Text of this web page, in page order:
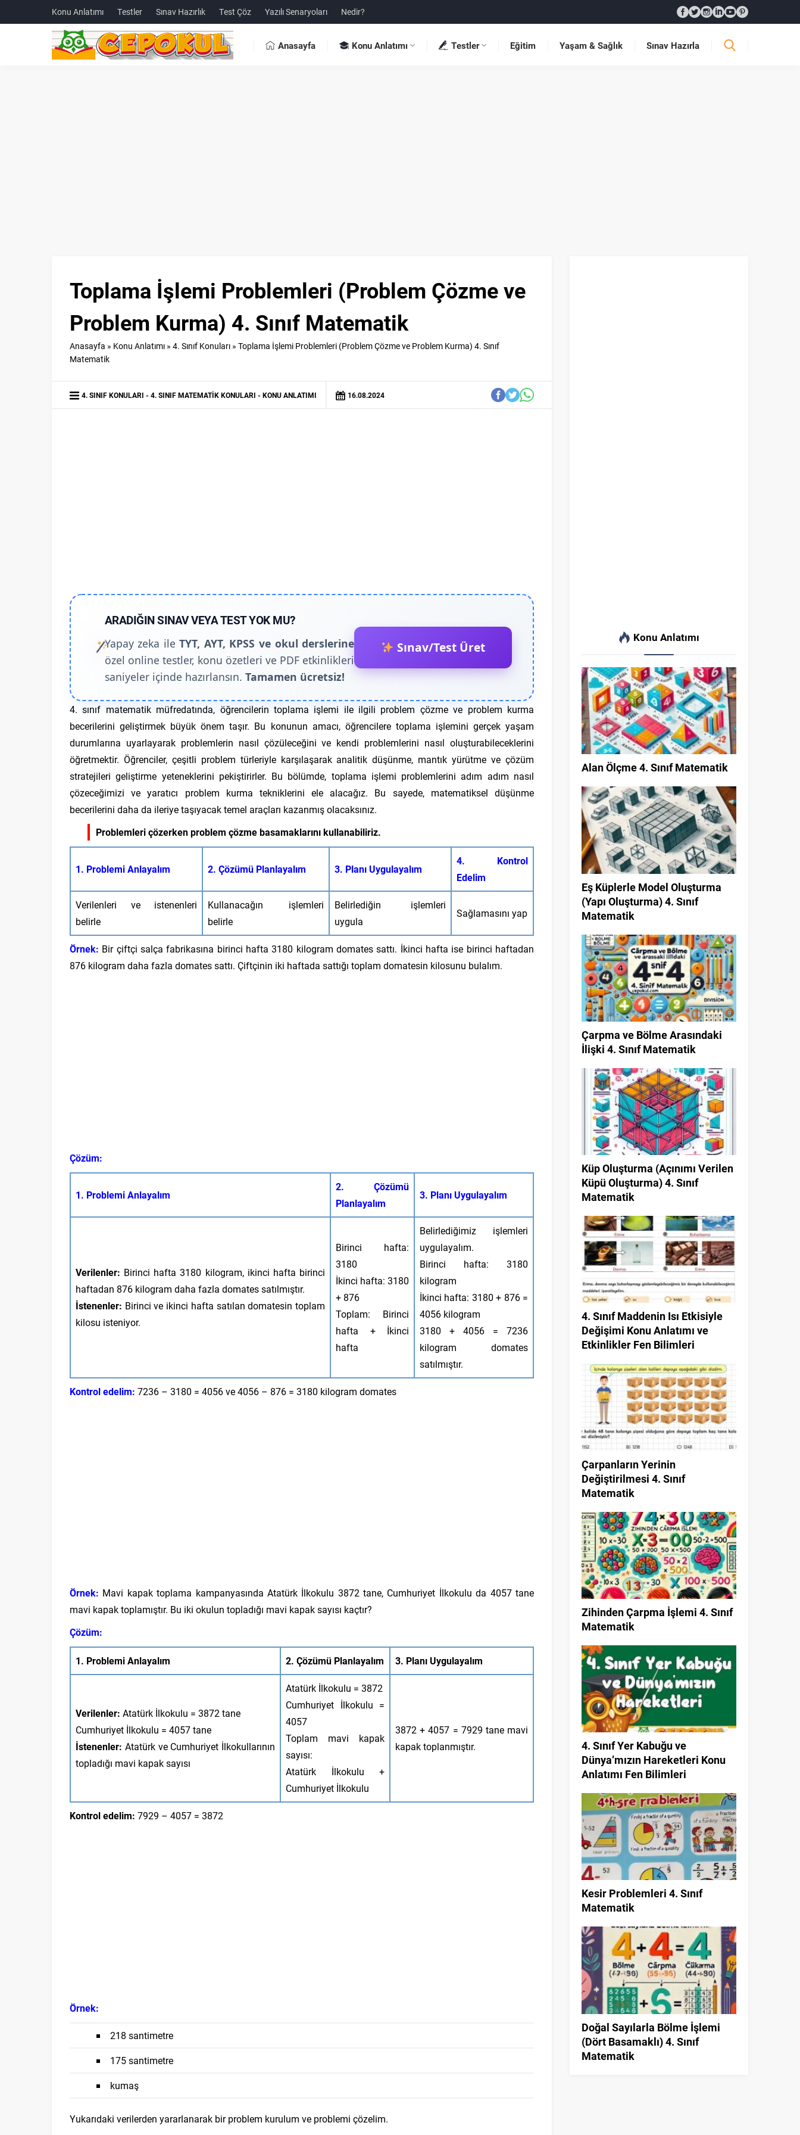
Konu Anlatımı Testler Sınav Hazırlık Test Çöz Yazılı Senaryoları Nedir?
Anasayfa Konu Anlatımı Testler Eğitim Yaşam & Sağlık Sınav Hazırla
Toplama İşlemi Problemleri (Problem Çözme ve
Problem Kurma) 4. Sınıf Matematik
Anasayfa » Konu Anlatımı » 4. Sınıf Konuları » Toplama İşlemi Problemleri (Problem Çözme ve Problem Kurma) 4. Sınıf
Matematik
4. SINIF KONULARI 4. SINIF MATEMATIK KONULARI KONU ANLATIMI 16.08.2024
ARADIĞIN SINAV VEYA TEST YOK MU?
Yapay zeka ileTYT, AYT, KPSS ve okul derslerine
özel online testler, konu özetleri ve PDF etkinlikleri
saniyeler içinde hazırlansın. Tamamen ücretsiz!
Sınav/Test Üret
4. sınıf matematik müfredatında, öğrencilerin toplama işlemi ile ilgili problem çözme ve problem kurma
becerilerini geliştirmek büyük önem taşır. Bu konunun amacı, öğrencilere toplama işlemini gerçek yaşam
durumlarına uyarlayarak problemlerin nasıl çözüleceğini ve kendi problemlerini nasıl oluşturabileceklerini
öğretmektir. Öğrenciler, çeşitli problem türleriyle karşılaşarak analitik düşünme, mantık yürütme ve çözüm
stratejileri geliştirme yeteneklerini pekiştirirler. Bu bölümde, toplama işlemi problemlerini adım adım nasıl
çözeceğimizi ve yaratıcı problem kurma tekniklerini ele alacağız. Bu sayede, matematiksel düşünme
becerilerini daha da ileriye taşıyacak temel araçları kazanmış olacaksınız.
Problemleri çözerken problem çözme basamaklarını kullanabiliriz.
1. Problemi Anlayalım 2. Çözümü Planlayalım 3. Planı Uygulayalım
4. Kontrol
Edelim
Verilenleri ve istenenleri
belirle
Kullanacağın işlemleri
belirle
Belirlediğin işlemleri
uygula
Sağlamasını yap
Örnek: Bir çiftçi salça fabrikasına birinci hafta 3180 kilogram domates sattı. İkinci hafta ise birinci haftadan
876 kilogram daha fazla domates sattı. Çiftçinin iki haftada sattığı toplam domatesin kilosunu bulalım.
Çözüm:
1. Problemi Anlayalım
2. Çözümü
Planlayalım
3. Planı Uygulayalım
Verilenler: Birinci hafta 3180 kilogram, ikinci hafta birinci
haftadan 876 kilogram daha fazla domates satılmıştır.
İstenenler: Birinci ve ikinci hafta satılan domatesin toplam
kilosu isteniyor.
Birinci hafta:
3180
İkinci hafta: 3180
+ 876
Toplam: Birinci
hafta + İkinci
hafta
Belirlediğimiz işlemleri
uygulayalım.
Birinci hafta: 3180
kilogram
İkinci hafta: 3180 + 876 =
4056 kilogram
3180 + 4056 = 7236
kilogram domates
satılmıştır.
Kontrol edelim: 7236 – 3180 = 4056 ve 4056 – 876 = 3180 kilogram domates
Örnek: Mavi kapak toplama kampanyasında Atatürk İlkokulu 3872 tane, Cumhuriyet İlkokulu da 4057 tane
mavi kapak toplamıştır. Bu iki okulun topladığı mavi kapak sayısı kaçtır?
Çözüm:
1. Problemi Anlayalım 2. Çözümü Planlayalım 3. Planı Uygulayalım
Verilenler: Atatürk İlkokulu = 3872 tane
Cumhuriyet İlkokulu = 4057 tane
İstenenler: Atatürk ve Cumhuriyet İlkokullarının
topladığı mavi kapak sayısı
Atatürk İlkokulu = 3872
Cumhuriyet İlkokulu =
4057
Toplam mavi kapak
sayısı:
Atatürk İlkokulu +
Cumhuriyet İlkokulu
3872 + 4057 = 7929 tane mavi
kapak toplanmıştır.
Kontrol edelim: 7929 – 4057 = 3872
Örnek:
218 santimetre
175 santimetre
kumaş
Yukarıdaki verilerden yararlanarak bir problem kurulum ve problemi çözelim.
Konu Anlatımı
Alan Ölçme 4. Sınıf Matematik
Eş Küplerle Model Oluşturma
(Yapı Oluşturma) 4. Sınıf
Matematik
Çarpma ve Bölme Arasındaki
İlişki 4. Sınıf Matematik
Küp Oluşturma (Açınımı Verilen
Küpü Oluşturma) 4. Sınıf
Matematik
4. Sınıf Maddenin Isı Etkisiyle
Değişimi Konu Anlatımı ve
Etkinlikler Fen Bilimleri
Çarpanların Yerinin
Değiştirilmesi 4. Sınıf
Matematik
Zihinden Çarpma İşlemi 4. Sınıf
Matematik
4. Sınıf Yer Kabuğu ve
Dünya’mızın Hareketleri Konu
Anlatımı Fen Bilimleri
Kesir Problemleri 4. Sınıf
Matematik
Doğal Sayılarla Bölme İşlemi
(Dört Basamaklı) 4. Sınıf
Matematik